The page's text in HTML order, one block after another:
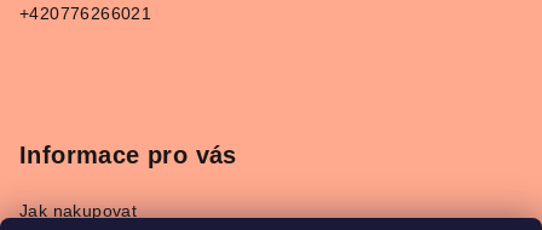
+420776266021
Informace pro vás
Jak nakupovat